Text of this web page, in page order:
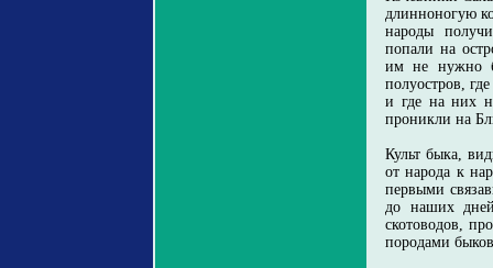
длинноногую
народы
попали на
им не нужно
полуостров,
и где на них
проникли на
Культ быка,
от народа к
первыми
до наших дней
скотоводов,
породами